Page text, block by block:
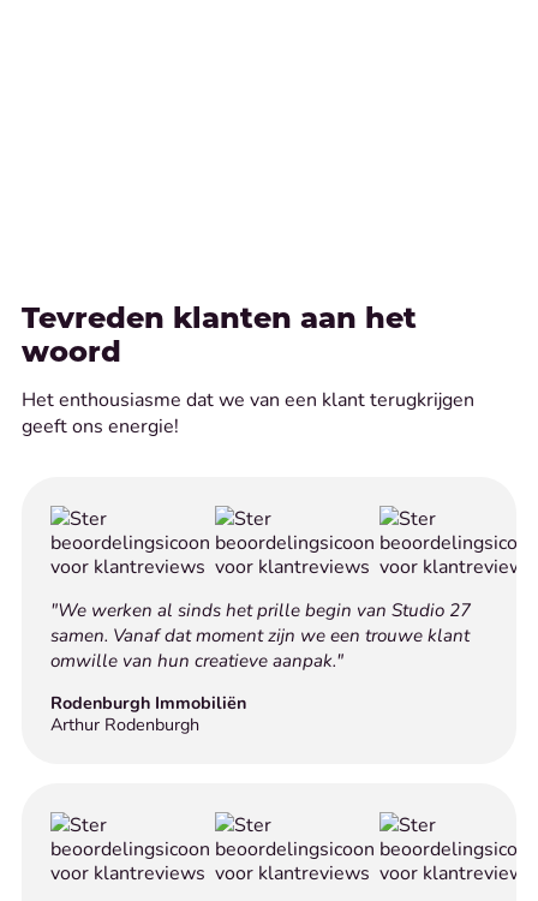
Tevreden klanten aan het
woord
Het enthousiasme dat we van een klant terugkrijgen
geeft ons energie!
"We werken al sinds het prille begin van Studio 27
samen. Vanaf dat moment zijn we een trouwe klant
omwille van hun creatieve aanpak."
Rodenburgh Immobiliën
Arthur Rodenburgh